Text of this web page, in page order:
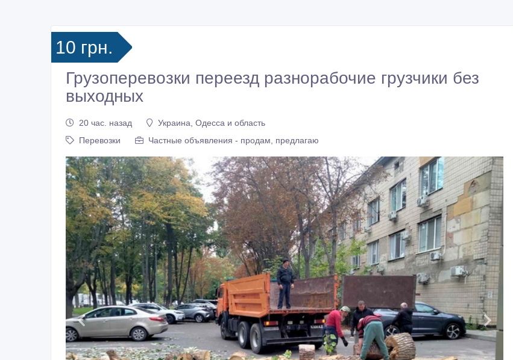
10 грн.
Грузоперевозки переезд разнорабочие грузчики без
выходных
20 час. назад
Украина, Одесса и область
Перевозки
Частные объявления - продам, предлагаю